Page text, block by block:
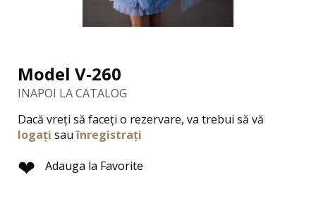
Model V-260
INAPOI LA CATALOG
Dacă vreți să faceți o rezervare, va trebui să vă
logați sauînregistrați
❤ Adauga la Favorite